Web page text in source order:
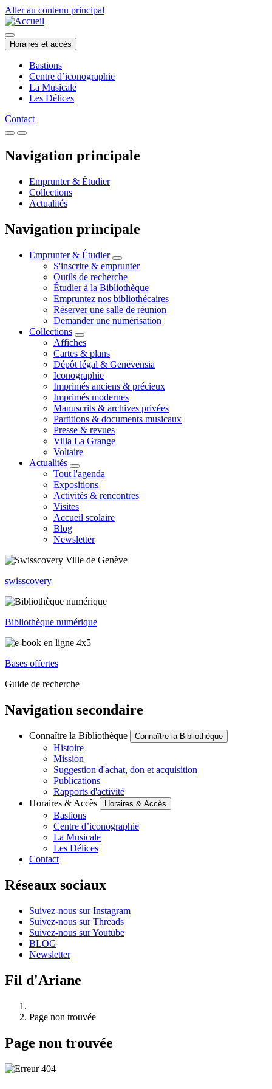
Aller au contenu principal
Horaires et accès
Bastions
Centre d’iconographie
La Musicale
Les Délices
Contact
Navigation principale
Emprunter & Étudier
Collections
Actualités
Navigation principale
Emprunter & Étudier
S'inscrire & emprunter
Outils de recherche
Étudier à la Bibliothèque
Empruntez nos bibliothécaires
Réserver une salle de réunion
Demander une numérisation
Collections
Affiches
Cartes & plans
Dépôt légal & Genevensia
Iconographie
Imprimés anciens & précieux
Imprimés modernes
Manuscrits & archives privées
Partitions & documents musicaux
Presse & revues
Villa La Grange
Voltaire
Actualités
Tout l'agenda
Expositions
Activités & rencontres
Visites
Accueil scolaire
Blog
Newsletter
swisscovery
Bibliothèque numérique
Bases offertes
Guide de recherche
Navigation secondaire
Connaître la Bibliothèque Connaître la Bibliothèque
Histoire
Mission
Suggestion d'achat, don et acquisition
Publications
Rapports d'activité
Horaires & Accès
Horaires & Accès
Bastions
Centre d’iconographie
La Musicale
Les Délices
Contact
Réseaux sociaux
Suivez-nous sur Instagram
Suivez-nous sur Threads
Suivez-nous sur Youtube
BLOG
Newsletter
Fil d'Ariane
Page non trouvée
Page non trouvée